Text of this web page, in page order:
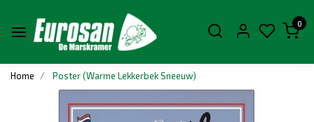
0
Home Poster (Warme Lekkerbek Sneeuw)